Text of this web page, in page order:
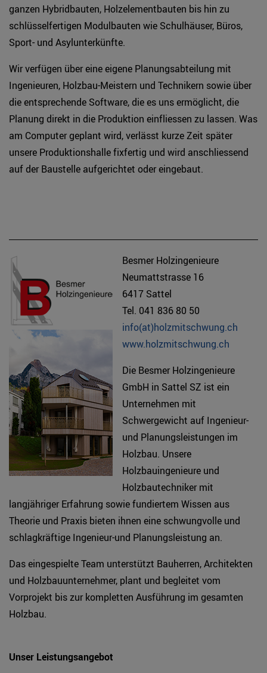
ganzen Hybridbauten, Holzelementbauten bis hin zu
schlüsselfertigen Modulbauten wie Schulhäuser, Büros,
Sport- und Asylunterkünfte.
Wir verfügen über eine eigene Planungsabteilung mit
Ingenieuren, Holzbau-Meistern und Technikern sowie über
die entsprechende Software, die es uns ermöglicht, die
Planung direkt in die Produktion einfliessen zu lassen. Was
am Computer geplant wird, verlässt kurze Zeit später
unsere Produktionshalle fixfertig und wird anschliessend
auf der Baustelle aufgerichtet oder eingebaut.
Besmer Holzingenieure
Neumattstrasse 16
6417 Sattel
Tel. 041 836 80 50
info(at)holzmitschwung.ch
www.holzmitschwung.ch
Die Besmer Holzingenieure
GmbH in Sattel SZ ist ein
Unternehmen mit
Schwergewicht auf Ingenieur-
und Planungsleistungen im
Holzbau. Unsere
Holzbauingenieure und
Holzbautechniker mit
langjähriger Erfahrung sowie fundiertem Wissen aus
Theorie und Praxis bieten ihnen eine schwungvolle und
schlagkräftige Ingenieur-und Planungsleistung an.
Das eingespielte Team unterstützt Bauherren, Architekten
und Holzbauunternehmer, plant und begleitet vom
Vorprojekt bis zur kompletten Ausführung im gesamten
Holzbau.
Unser Leistungsangebot